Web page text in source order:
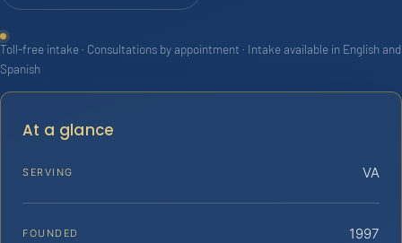
Toll-free intake · Consultations by appointment · Intake available in English and
Spanish
At a glance
SERVING VA
FOUNDED 1997